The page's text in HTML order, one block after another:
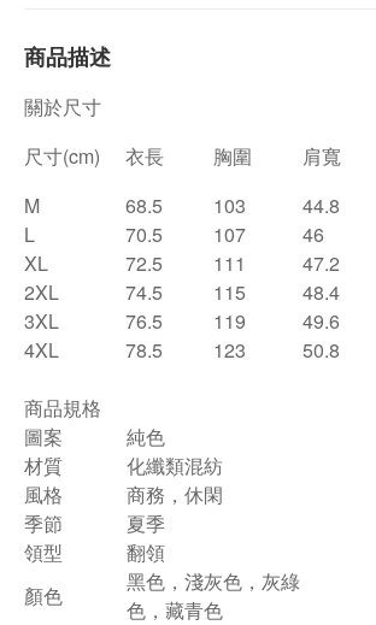
商品描述
關於尺寸
尺寸(cm)
衣長 胸圍 肩寬
M
68.5 103 44.8
L
70.5 107 46
XL
72.5 111 47.2
2XL
74.5 115 48.4
3XL
76.5 119 49.6
4XL
78.5 123 50.8
商品規格
圖案
純色
材質
化纖類混紡
風格
商務，休閑
季節
夏季
領型
翻領
顏色
黑色，淺灰色，灰綠
色，藏青色